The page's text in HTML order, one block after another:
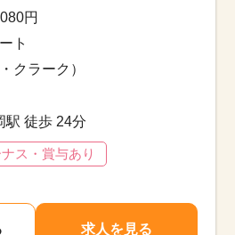
円
ト
クラーク）
駅 徒歩 24分
ス・賞与あり
求人を見る